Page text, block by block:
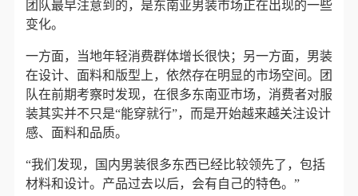
团队最早注意到的，是东南亚男装市场正在出现的一些
变化。
一方面，当地年轻消费群体增长很快；另一方面，男装
在设计、面料和版型上，依然存在明显的市场空间。团
队在前期考察时发现，在很多东南亚市场，消费者对服
装其实并不只是“能穿就行”，而是开始越来越关注设计
感、面料和品质。
“我们发现，国内男装很多东西已经比较领先了，包括
材料和设计。产品过去以后，会有自己的特色。”